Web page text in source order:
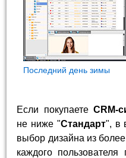
Последний день зимы
Если покупаете CRM-
не ниже "Стандарт", в
выбор дизайна из
каждого пользователя